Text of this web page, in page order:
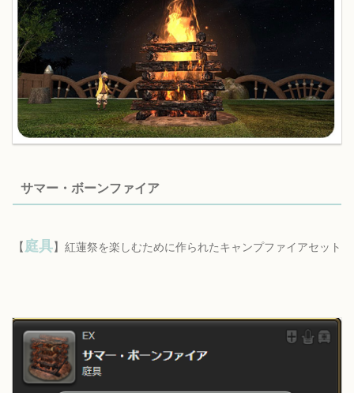
サマー・ボーンファイア
【庭具】 紅蓮祭を楽しむために作られたキャンプファイアセット